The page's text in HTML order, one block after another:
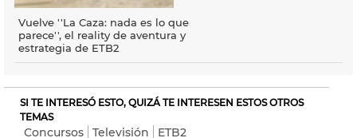
Vuelve ''La Caza: nada es lo que
parece'', el reality de aventura y
estrategia de ETB2
SI TE INTERESÓ ESTO, QUIZÁ TE INTERESEN ESTOS OTROS
TEMAS
Concursos Televisión ETB2